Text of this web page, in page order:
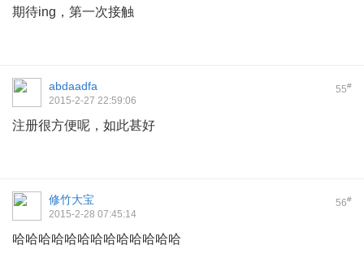
期待ing，第一次接触
55#
abdaadfa
2015-2-27 22:59:06
注册很方便呢，如此甚好
56#
修竹大宝
2015-2-28 07:45:14
哈哈哈哈哈哈哈哈哈哈哈哈哈